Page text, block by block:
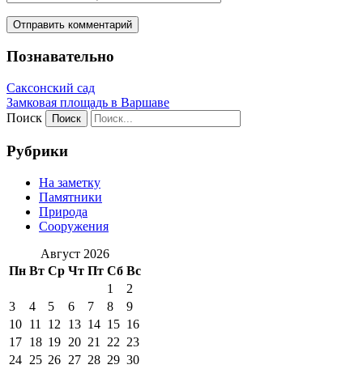
Познавательно
Саксонский сад
Замковая площадь в Варшаве
Поиск
Рубрики
На заметку
Памятники
Природа
Сооружения
Август 2026
Пн Вт Ср Чт Пт Сб Вс
1
2
3
4 5 6 7 8
9
10 11 12 13 14 15 16
17 18 19 20 21 22 23
24 25 26 27 28 29 30